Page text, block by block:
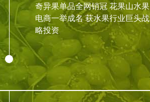
奇异果单品全网销冠 花果山水果
电商一举成名 获水果行业巨头战
略投资